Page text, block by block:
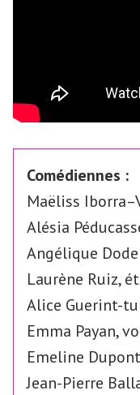
Comédiennes :
Maëliss
Alésia
Angélique
Laurène Ruiz,
Alice Guerint-
Emma Payan,
Emeline
Jean-Pierre